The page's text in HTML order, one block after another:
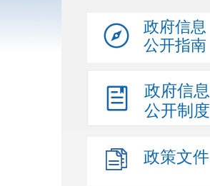
政府信息
公开指南
政府信息
公开制度
政策文件